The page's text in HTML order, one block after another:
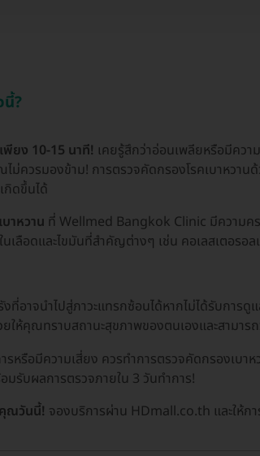
นี้?
พียง 10-15 นาที! เคยรู้สึกว่าอ่อนเพลียหรือมีควา
วรมองข้าม! การตรวจคัดกรองโรคเบาหวานด้ว
ดขึ้นได้
าหวาน ที่ Wellmed Bangkok Clinic มีความค
นเลือดและไขมันที่สำคัญต่างๆ เช่น คอเลสเตอร
งที่อาจนำไปสู่ภาวะแทรกซ้อนได้หากไม่ได้รับการดู
ให้คุณทราบสถานะสุขภาพของตนเองและสามาร
หรือมีความเสี่ยง ควรทำการตรวจคัดกรองเบ
รับผลการตรวจภายใน 3 วันทำการ!
ณวันนี้! จองบริการผ่าน HDmall.co.th และให้